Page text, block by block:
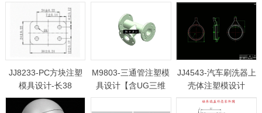
JJ8233-PC方块注塑
模具设计-长38
M9803-三通管注塑模
具设计【含UG三维
图】
JJ4543-汽车刷洗器上
壳体注塑模设计